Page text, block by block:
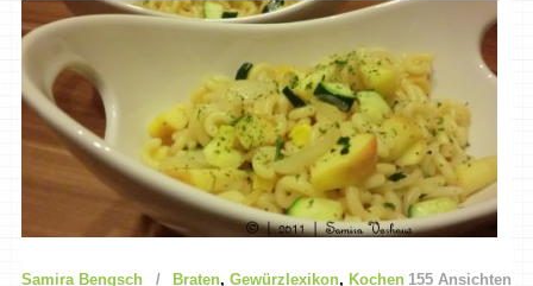
Samira Bengsch Braten, Gewürzlexikon, Kochen 155 Ansichten